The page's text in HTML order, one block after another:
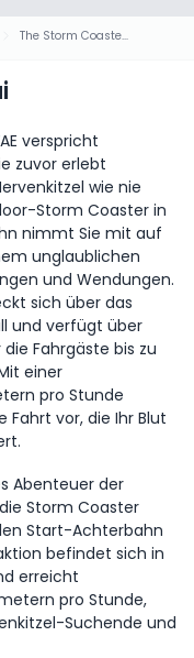
The Storm Coaster Dubai
verspricht
zuvor erlebt
wie nie
Storm Coaster in
nimmt Sie mit auf
unglaublichen
und Wendungen.
sich über das
und verfügt über
Fahrgäste bis zu
einer
pro Stunde
vor, die Ihr Blut
Abenteuer der
Storm Coaster
Start-Achterbahn
befindet sich in
erreicht
pro Stunde,
Suchende und